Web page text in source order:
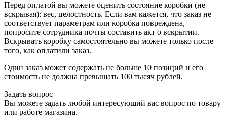
Перед оплатой вы можете оценить состояние коробки (не
вскрывая): вес, целостность. Если вам кажется, что заказ не
соответствует параметрам или коробка повреждена,
попросите сотрудника почты составить акт о вскрытии.
Вскрывать коробку самостоятельно вы можете только после
того, как оплатили заказ.
Один заказ может содержать не больше 10 позиций и его
стоимость не должна превышать 100 тысяч рублей.
Задать вопрос
Вы можете задать любой интересующий вас вопрос по товару
или работе магазина.